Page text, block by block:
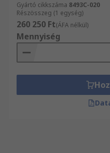
Gyártó cikkszáma 8493C-020
Részösszeg (1 egység)
260 250 Ft(ÁFA nélkül)
Mennyiség